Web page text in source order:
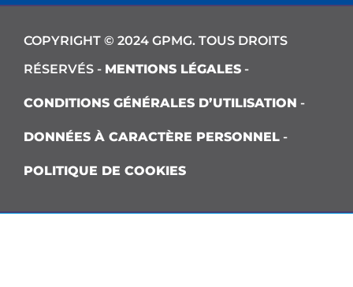
COPYRIGHT © 2024 GPMG. TOUS DROITS
RÉSERVÉS - MENTIONS LÉGALES -
CONDITIONS GÉNÉRALES D’UTILISATION -
DONNÉES À CARACTÈRE PERSONNEL -
POLITIQUE DE COOKIES